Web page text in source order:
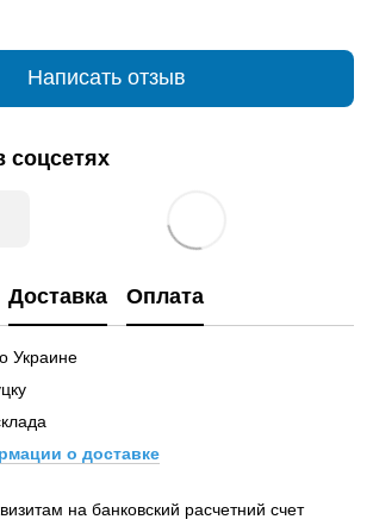
Написать отзыв
соцсетях
Доставка Оплата
Украине
о доставке
на банковский расчетний счет